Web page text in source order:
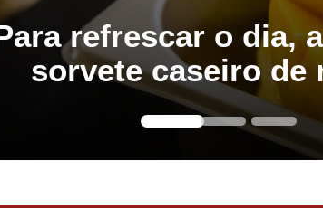
refrescar o dia,
sorvete caseiro de